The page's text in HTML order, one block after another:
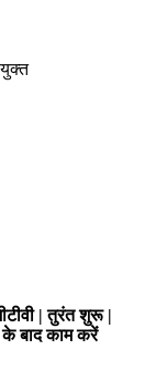
| तुरंत शुरू |
के बाद काम करें